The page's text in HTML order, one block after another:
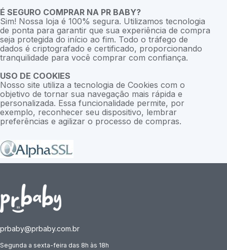
É SEGURO COMPRAR NA PR BABY?
Sim! Nossa loja é 100% segura. Utilizamos tecnologia
de ponta para garantir que sua experiência de compra
seja protegida do início ao fim. Todo o tráfego de
dados é criptografado e certificado, proporcionando
tranquilidade para você comprar com confiança.
USO DE COOKIES
Nosso site utiliza a tecnologia de Cookies com o
objetivo de tornar sua navegação mais rápida e
personalizada. Essa funcionalidade permite, por
exemplo, reconhecer seu dispositivo, lembrar
preferências e agilizar o processo de compras.
prbaby@prbaby.com.br
Segunda a sexta-feira das 8h às 18h